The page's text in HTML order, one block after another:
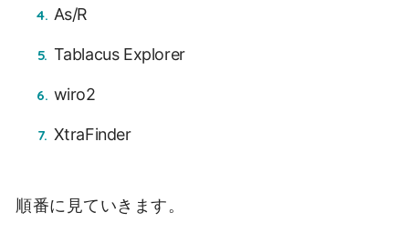
As/R
Tablacus Explorer
wiro2
XtraFinder
順番に見ていきます。